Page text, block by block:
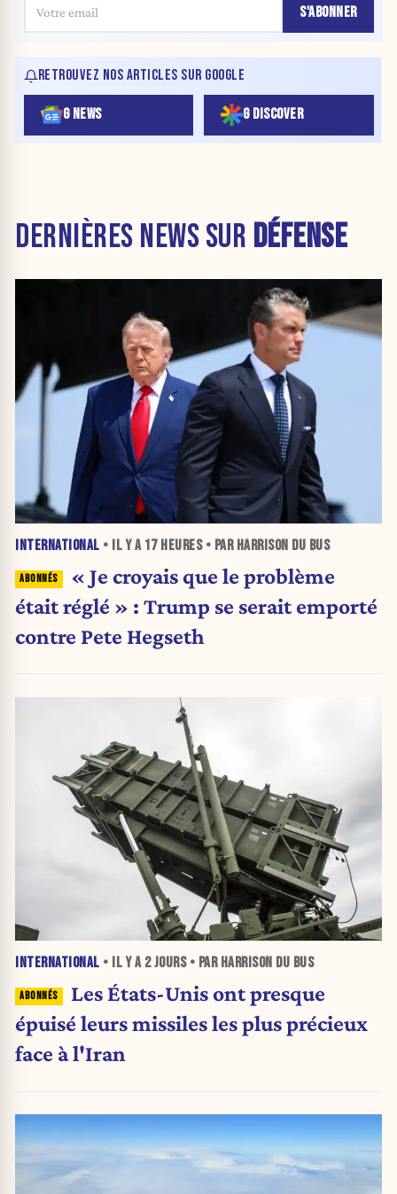
S'ABONNER
RETROUVEZ NOS ARTICLES SUR GOOGLE
G NEWS G DISCOVER
DERNIÈRES NEWS SUR DÉFENSE
INTERNATIONAL • IL Y A 17 HEURES• PAR HARRISON DU BUS
« Je croyais que le problème
était réglé » : Trump se serait emporté
contre Pete Hegseth
INTERNATIONAL • IL Y A 2 JOURS• PAR HARRISON DU BUS
Les États-Unis ont presque
épuisé leurs missiles les plus précieux
face à l'Iran